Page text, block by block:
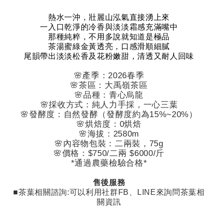
熱水一沖，壯麗山泓氣直接湧上來
一入口乾淨的冷香與淡淡霜感充滿嘴中
那種純粹，不用多說就知道是極品
茶湯蜜綠金黃透亮，口感滑順細膩
尾韻帶出淡淡松香及花粉嫩甜，清透又耐人回味
🌸產季：2026春季
🌸茶區：大禹嶺茶區
🌸品種：青心烏龍
🌸採收方式：純人力手採，一心三葉
🌸發酵度：自然發酵（發酵度約為15%~20%）
🌸烘焙度： 0烘焙
🌸海拔： 2580m
🌸 內容物包裝：二兩裝， 75g
🌸價格： $750/二兩 $6000/斤
*通過農藥檢驗合格*
售後服務
■茶葉相關諮詢:可以利用社群FB LINE來詢問茶葉相
關資訊